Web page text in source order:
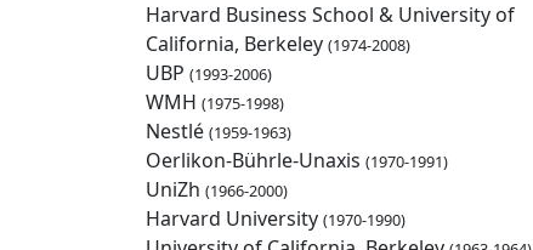
Harvard Business School & University of
California, Berkeley (1974-2008)
UBP (1993-2006)
WMH (1975-1998)
Nestlé (1959-1963)
Oerlikon-Bührle-Unaxis (1970-1991)
UniZh (1966-2000)
Harvard University (1970-1990)